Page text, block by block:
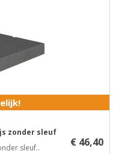
zonder sleuf
sleuf..
€ 46,40